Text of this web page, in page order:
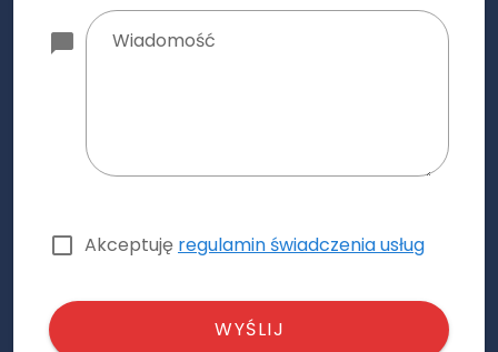
Wiadomość
Akceptuję regulamin świadczenia usług
WYŚLIJ